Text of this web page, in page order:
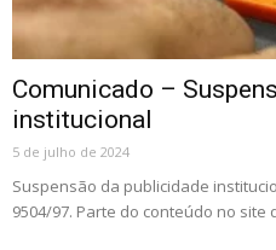
Comunicado –
institucional
5 de julho de 2024
Suspensão da publicidade
9504/97. Parte do conteúdo no site